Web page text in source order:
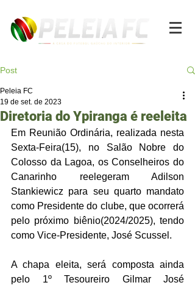
Post
Diretoria do Ypiranga é reeleita
Peleia FC
19 de set. de 2023
Em Reunião Ordinária, realizada nesta
Sexta-Feira(15), no Salão Nobre do
Colosso da Lagoa, os Conselheiros do
Canarinho reelegeram Adilson
Stankiewicz para seu quarto mandato
como Presidente do clube, que ocorrerá
pelo próximo biênio(2024/2025), tendo
como Vice-Presidente, José Scussel.
A chapa eleita, será composta ainda
pelo 1º Tesoureiro Gilmar José